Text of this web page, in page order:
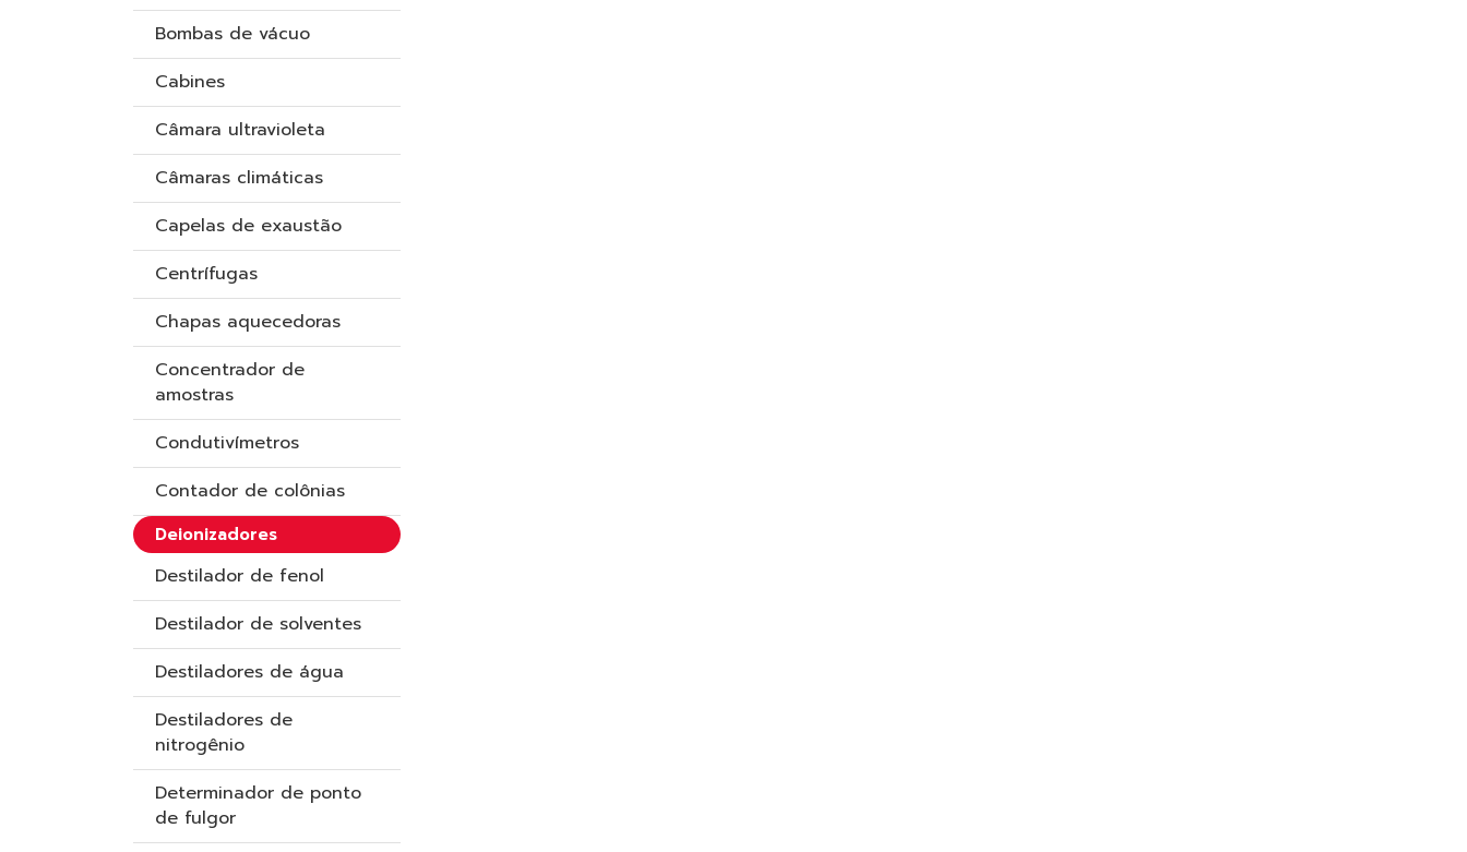
Bombas de vácuo
Cabines
Câmara ultravioleta
Câmaras climáticas
Capelas de exaustão
Centrífugas
Chapas aquecedoras
Concentrador de
amostras
Condutivímetros
Contador de colônias
Deionizadores
Destilador de fenol
Destilador de solventes
Destiladores de água
Destiladores de
nitrogênio
Determinador de ponto
de fulgor